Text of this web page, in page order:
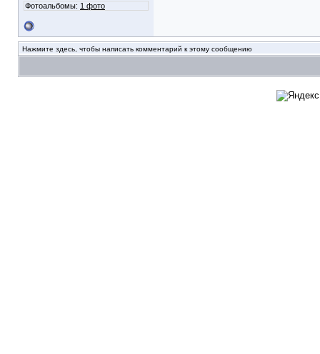
Фотоальбомы: 1 фото
Нажмите здесь, чтобы написать комментарий к этому сообщению